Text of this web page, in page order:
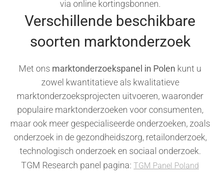
via online kortingsbonnen.
Verschillende beschikbare
soorten marktonderzoek
Met ons marktonderzoekspanel in Polen kunt u
zowel kwantitatieve als kwalitatieve
marktonderzoeksprojecten uitvoeren, waaronder
populaire marktonderzoeken voor consumenten,
maar ook meer gespecialiseerde onderzoeken, zoals
onderzoek in de gezondheidszorg, retailonderzoek,
technologisch onderzoek en sociaal onderzoek.
TGM Research panel pagina: TGM Panel Poland